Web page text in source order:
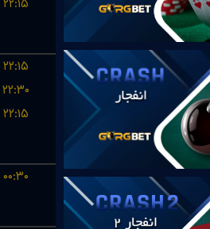
۲۲:۱۵
۲۲:۱۵
۲۲:۳۰
۲۲:۱۵
۰۰:۳۰